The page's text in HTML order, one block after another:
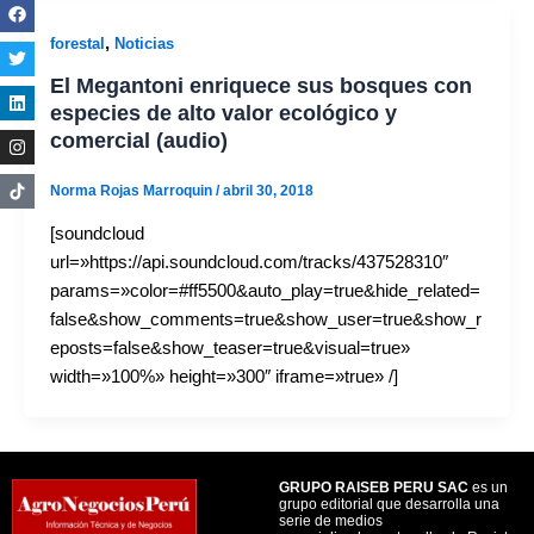
forestal , Noticias
El Megantoni enriquece sus bosques con
especies de alto valor ecológico y
comercial (audio)
Norma Rojas Marroquin /abril 30, 2018
[soundcloud
url=»https://api.soundcloud.com/tracks/437528310″
params=»color=#ff5500&auto_play=true&hide_related=
false&show_comments=true&show_user=true&show_r
eposts=false&show_teaser=true&visual=true»
width=»100%» height=»300″ iframe=»true» /]
GRUPO RAISEB PERU SAC es un
grupo editorial que desarrolla una
serie de medios